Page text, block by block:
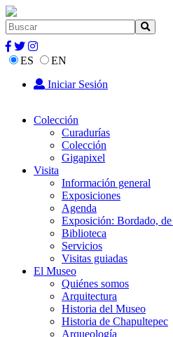
ES
EN
Iniciar Sesión
Colección
Curadurías
Colección
Gigapixel
Visita
Información general
Exposiciones
Agenda
Exposición: Bordado,
Biblioteca
Servicios
Visitas guiadas
El Museo
Quiénes somos
Arquitectura
Historia del Museo
Historia de Chapultepec
Arqueología